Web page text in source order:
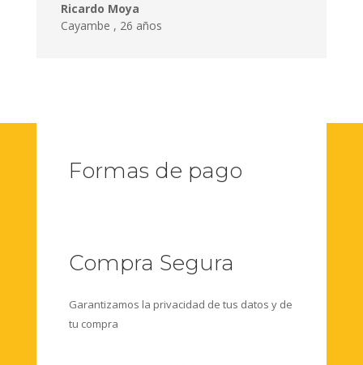
Ricardo Moya
Cayambe , 26 años
Formas de pago
Compra Segura
Garantizamos la privacidad de tus datos y de
tu compra